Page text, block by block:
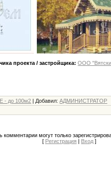
проекта / застройщика: ООО
до 100м2 Добавил:АДМИНИСТРАТОР
комментарии могут только
[ Регистрация Вход]